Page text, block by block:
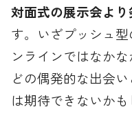
対面式の展示会よ
す。いざプッシュ
ンラインではなか
どの偶発的な出会
は期待できないかも